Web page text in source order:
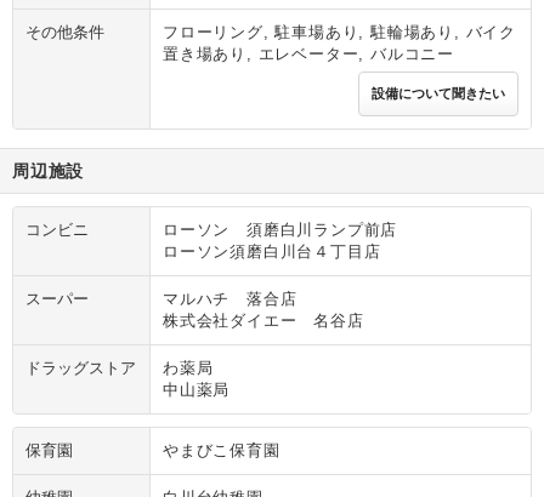
その他条件
フローリング, 駐車場あり, 駐輪場あり, バイク
置き場あり, エレベーター, バルコニー
設備について聞きたい
周辺施設
コンビニ
ローソン 須磨白川ランプ前店
ローソン須磨白川台４丁目店
スーパー
マルハチ 落合店
株式会社ダイエー 名谷店
ドラッグストア
わ薬局
中山薬局
保育園 やまびこ保育園